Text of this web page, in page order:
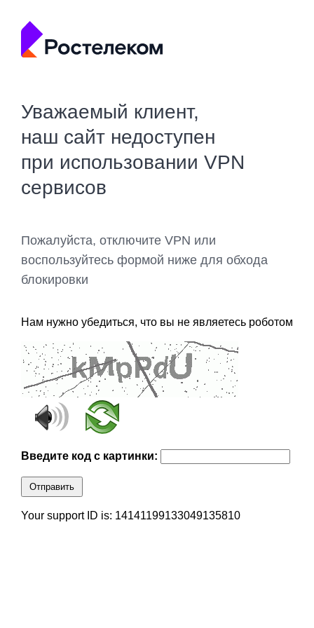
Уважаемый клиент,
наш сайт недоступен
при использовании VPN
сервисов
Пожалуйста, отключите VPN или
воспользуйтесь формой ниже для обхода
блокировки
Нам нужно убедиться, что вы не являетесь роботом
Введите код с картинки:
Отправить
Your support ID is: 14141199133049135810